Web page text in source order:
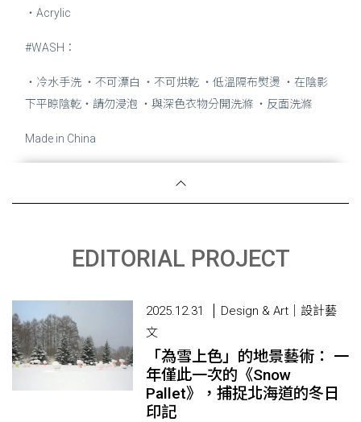
・Acrylic
#WASH：
・冷水手洗 ・不可漂白 ・不可烘乾 ・低溫隔布熨燙 ・在陰影
下平晾陰乾・請勿浸泡 ・與深色衣物分開洗滌 ・反面洗滌
Made in China
EDITORIAL PROJECT
2025.12.31
Design & Art｜設計藝
文
「為雪上色」的地景藝術： 一
年僅此一次的《Snow
Pallet》，捕捉北海道的冬日
印記